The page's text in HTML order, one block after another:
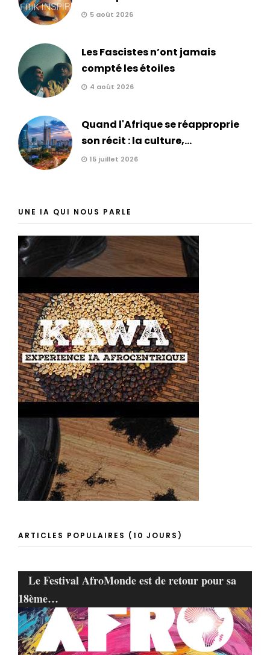
5 août 2026
Les Fascistes n’ont jamais
compté les étoiles
4 août 2026
Quand l'Afrique se réapproprie
son récit : la culture,...
15 juillet 2026
UNE IA QUI NOUS PARLE
ARTICLES POPULAIRES (10 JOURS)
Le Festival AfroMonde est de retour pour sa
18ème…